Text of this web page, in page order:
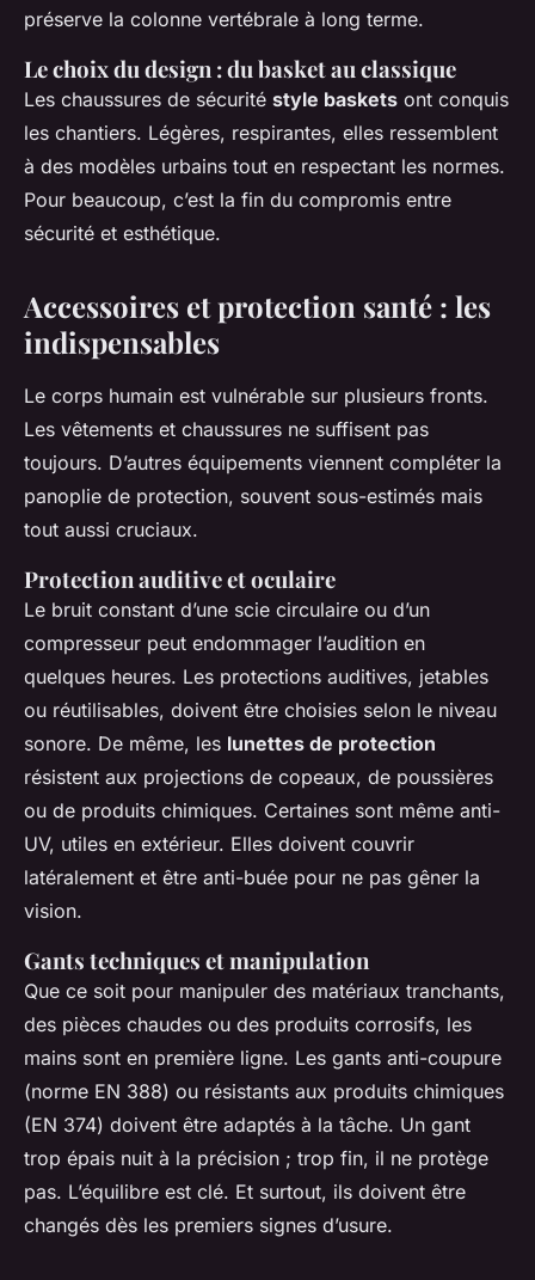
préserve la colonne vertébrale à long terme.
Le choix du design : du basket au classique
Les chaussures de sécurité style baskets ont conquis
les chantiers. Légères, respirantes, elles ressemblent
à des modèles urbains tout en respectant les normes.
Pour beaucoup, c’est la fin du compromis entre
sécurité et esthétique.
Accessoires et protection santé : les
indispensables
Le corps humain est vulnérable sur plusieurs fronts.
Les vêtements et chaussures ne suffisent pas
toujours. D’autres équipements viennent compléter la
panoplie de protection, souvent sous-estimés mais
tout aussi cruciaux.
Protection auditive et oculaire
Le bruit constant d’une scie circulaire ou d’un
compresseur peut endommager l’audition en
quelques heures. Les protections auditives, jetables
ou réutilisables, doivent être choisies selon le niveau
sonore. De même, les lunettes de protection
résistent aux projections de copeaux, de poussières
ou de produits chimiques. Certaines sont même anti-
UV, utiles en extérieur. Elles doivent couvrir
latéralement et être anti-buée pour ne pas gêner la
vision.
Gants techniques et manipulation
Que ce soit pour manipuler des matériaux tranchants,
des pièces chaudes ou des produits corrosifs, les
mains sont en première ligne. Les gants anti-coupure
(norme EN 388) ou résistants aux produits chimiques
(EN 374) doivent être adaptés à la tâche. Un gant
trop épais nuit à la précision ; trop fin, il ne protège
pas. L’équilibre est clé. Et surtout, ils doivent être
changés dès les premiers signes d’usure.